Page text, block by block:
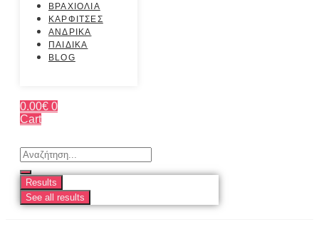
ΒΡΑΧΙΟΛΙΑ
ΚΑΡΦΙΤΣΕΣ
ΑΝΔΡΙΚΑ
ΠΑΙΔΙΚΑ
BLOG
0.00€ 0
Cart
Search
...
Results
See all results